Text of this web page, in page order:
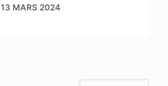
13 MARS 2024